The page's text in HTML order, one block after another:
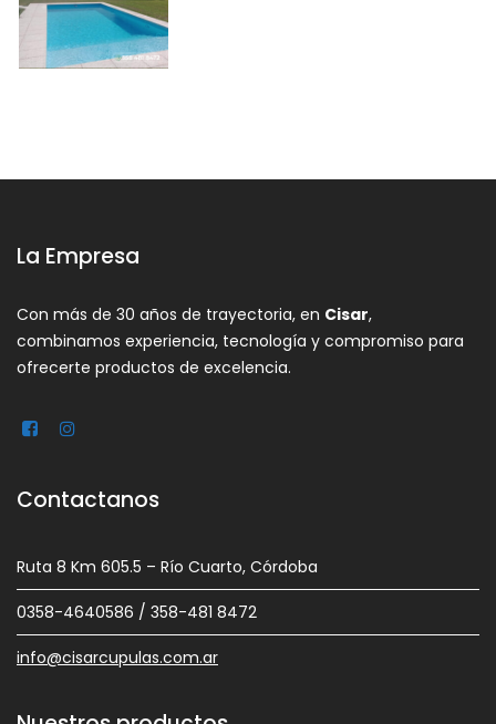
La Empresa
Con más de 30 años de trayectoria, en Cisar,
combinamos experiencia, tecnología y compromiso para
ofrecerte productos de excelencia.
Contactanos
Ruta 8 Km 605.5 – Río Cuarto, Córdoba
0358-4640586 / 358-481 8472
info@cisarcupulas.com.ar